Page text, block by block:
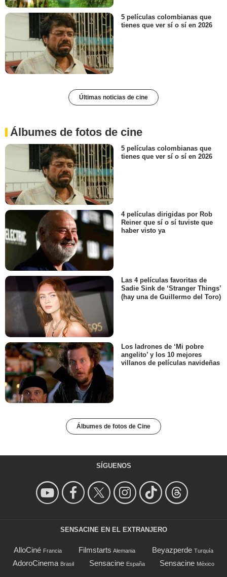
5 películas colombianas que
tienes que ver sí o sí en 2026
Últimas noticias de cine
Álbumes de fotos de cine
5 películas colombianas que
tienes que ver sí o sí en 2026
4 películas dirigidas por Rob
Reiner que sí o sí tuviste que
haber visto ya
Las 4 películas favoritas de
Sadie Sink de ‘Stranger Things’
(hay una de Guillermo del Toro)
Los ladrones de ‘Mi pobre
angelito’ y los 10 mejores
villanos de películas navideñas
Álbumes de fotos de Cine
SÍGUENOS
SENSACINE EN EL EXTRANJERO
AlloCiné Francia Filmstarts Alemania Beyazperde Turquía
AdoroCinema Brasil Sensacine España Sensacine México